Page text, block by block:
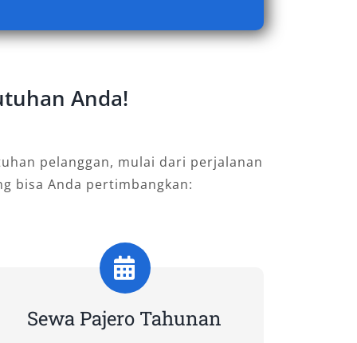
Anda!
pelanggan, mulai dari perjalanan
bisa Anda pertimbangkan:
Sewa Pajero Tahunan